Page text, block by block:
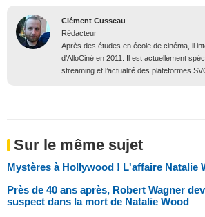
Clément Cusseau
Rédacteur
Après des études en école de cinéma, il
d’AlloCiné en 2011. Il est actuellement
streaming et l’actualité des plateformes
Sur le même sujet
Mystères à Hollywood ! L'affaire Natalie
Près de 40 ans après, Robert Wagner
suspect dans la mort de Natalie Wood